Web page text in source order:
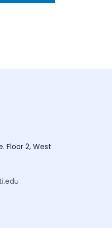
Floor 2, West